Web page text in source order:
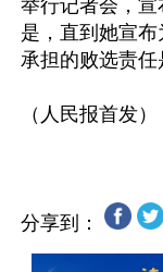
举行记者会，
是，直到她宣
承担的败选责
分享到：